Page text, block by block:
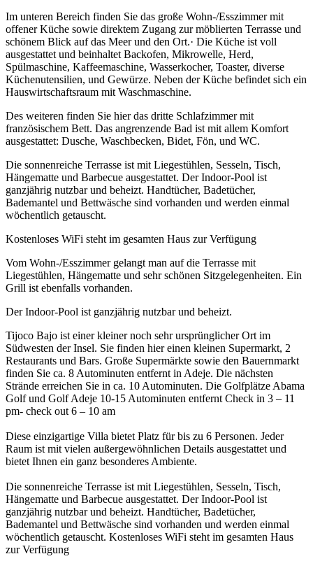
Im unteren Bereich finden Sie das große Wohn-/Esszimmer mit
offener Küche sowie direktem Zugang zur möblierten Terrasse und
schönem Blick auf das Meer und den Ort.· Die Küche ist voll
ausgestattet und beinhaltet Backofen, Mikrowelle, Herd,
Spülmaschine, Kaffeemaschine, Wasserkocher, Toaster, diverse
Küchenutensilien, und Gewürze. Neben der Küche befindet sich ein
Hauswirtschaftsraum mit Waschmaschine.
Des weiteren finden Sie hier das dritte Schlafzimmer mit
französischem Bett. Das angrenzende Bad ist mit allem Komfort
ausgestattet: Dusche, Waschbecken, Bidet, Fön, und WC.
Die sonnenreiche Terrasse ist mit Liegestühlen, Sesseln, Tisch,
Hängematte und Barbecue ausgestattet. Der Indoor-Pool ist
ganzjährig nutzbar und beheizt. Handtücher, Badetücher,
Bademantel und Bettwäsche sind vorhanden und werden einmal
wöchentlich getauscht.
Kostenloses WiFi steht im gesamten Haus zur Verfügung
Vom Wohn-/Esszimmer gelangt man auf die Terrasse mit
Liegestühlen, Hängematte und sehr schönen Sitzgelegenheiten. Ein
Grill ist ebenfalls vorhanden.
Der Indoor-Pool ist ganzjährig nutzbar und beheizt.
Tijoco Bajo ist einer kleiner noch sehr ursprünglicher Ort im
Südwesten der Insel. Sie finden hier einen kleinen Supermarkt, 2
Restaurants und Bars. Große Supermärkte sowie den Bauernmarkt
finden Sie ca. 8 Autominuten entfernt in Adeje. Die nächsten
Strände erreichen Sie in ca. 10 Autominuten. Die Golfplätze Abama
Golf und Golf Adeje 10-15 Autominuten entfernt Check in 3 – 11
pm- check out 6 – 10 am
Diese einzigartige Villa bietet Platz für bis zu 6 Personen. Jeder
Raum ist mit vielen außergewöhnlichen Details ausgestattet und
bietet Ihnen ein ganz besonderes Ambiente.
Die sonnenreiche Terrasse ist mit Liegestühlen, Sesseln, Tisch,
Hängematte und Barbecue ausgestattet. Der Indoor-Pool ist
ganzjährig nutzbar und beheizt. Handtücher, Badetücher,
Bademantel und Bettwäsche sind vorhanden und werden einmal
wöchentlich getauscht. Kostenloses WiFi steht im gesamten Haus
zur Verfügung